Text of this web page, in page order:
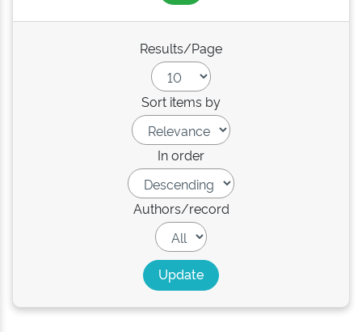
Results/Page
Sort items by
In order
Authors/record